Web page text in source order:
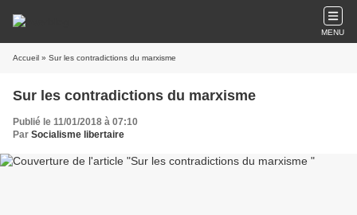
MENU
Accueil » Sur les contradictions du marxisme
Sur les contradictions du marxisme
Publié le 11/01/2018 à 07:10
Par Socialisme libertaire